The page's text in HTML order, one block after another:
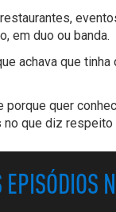
em duo ou banda.
achava que
porque quer
que diz respeito
EPISÓDIOS